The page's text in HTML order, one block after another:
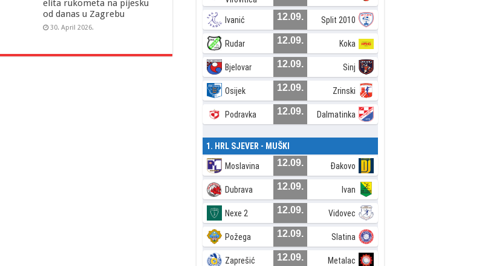
elita rukometa na pijesku
od danas u Zagrebu
30. April 2026.
Ivanić 12.09. Split 2010
Rudar 12.09. Koka
Bjelovar 12.09. Sinj
Osijek 12.09. Zrinski
Podravka 12.09. Dalmatinka
1. HRL SJEVER - MUŠKI
Moslavina 12.09. Đakovo
Dubrava 12.09. Ivan
Nexe 2 12.09. Vidovec
Požega 12.09. Slatina
Zaprešić 12.09. Metalac